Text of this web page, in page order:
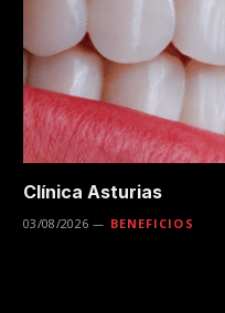
Clínica Asturias
03/08/2026 BENEFICIOS